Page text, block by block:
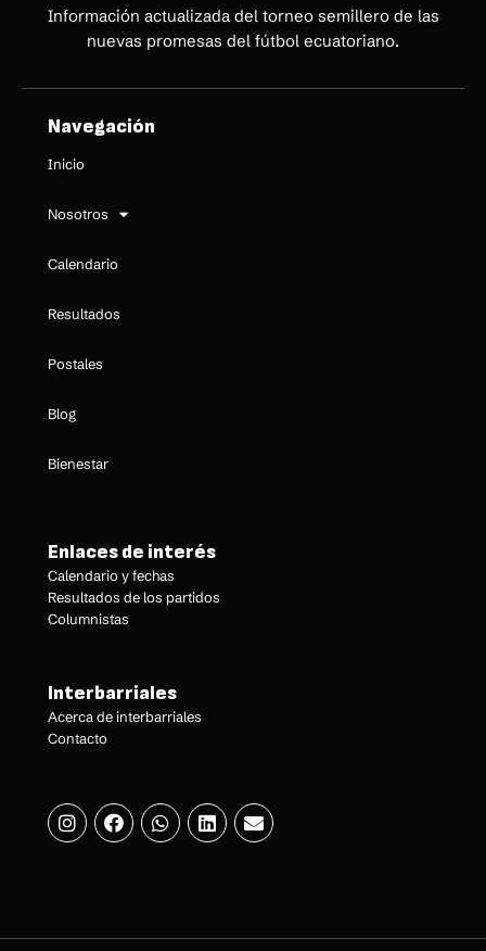
Información actualizada del torneo semillero de las
nuevas promesas del fútbol ecuatoriano.
Navegación
Inicio
Nosotros
Calendario
Resultados
Postales
Blog
Bienestar
Enlaces de interés
Calendario y fechas
Resultados de los partidos
Columnistas
Interbarriales
Acerca de interbarriales
Contacto